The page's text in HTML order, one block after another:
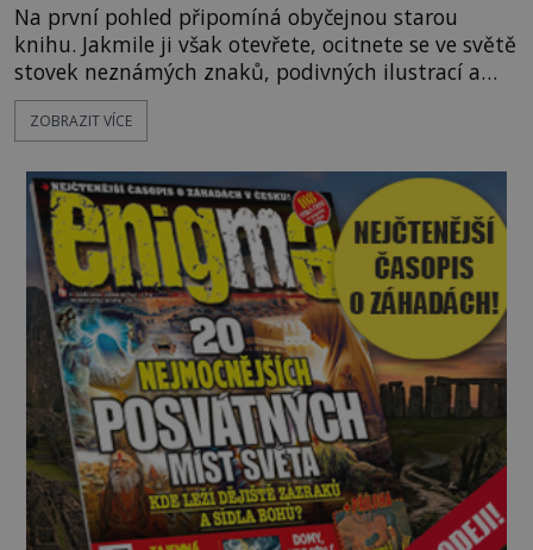
Na první pohled připomíná obyčejnou starou
knihu. Jakmile ji však otevřete, ocitnete se ve světě
stovek neznámých znaků, podivných ilustrací a
textu, který už téměř dvě století vzdoruje všem
pokusům o rozluštění. Rohoncský kodex patří mezi
jistotou neví, kdo jej napsal, kdy vznikl ani co
vlastně vypráví. Rohoncský kodex se poprvé
objevuje v roce
ZOBRAZIT VÍCE